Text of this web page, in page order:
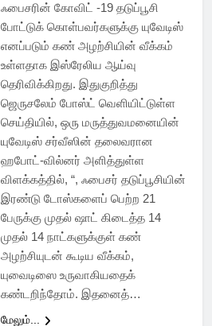
ஃபைசரின் கோவிட் -19 தடுப்பூசி
போட்டுக் கொள்பவர்களுக்கு யுவேடிஸ்
எனப்படும் கண் அழற்சியின் வீக்கம்
உள்ளதாக இஸ்ரேலிய ஆய்வு
தெரிவிக்கிறது. இதுகுறித்து
ஜெருசலேம் போஸ்ட் வெளியிட்டுள்ள
செய்தியில், ஒரு மருத்துவமனையின்
யுவேடிஸ் சர்வீஸின் தலைவரான
ஹபோட்-வில்னர் அளித்துள்ள
விளக்கத்தில், “, ஃபைசர் தடுப்பூசியின்
இரண்டு டோஸ்களைப் பெற்ற 21
பேருக்கு முதல் ஷாட் கிடைத்த 14
முதல் 14 நாட்களுக்குள் கண்
அழற்சியுடன் கூடிய வீக்கம்,
யுவைடிஸை உருவாகியதைக்
கண்டறிந்தோம். இதனைத்…
மேலும்...